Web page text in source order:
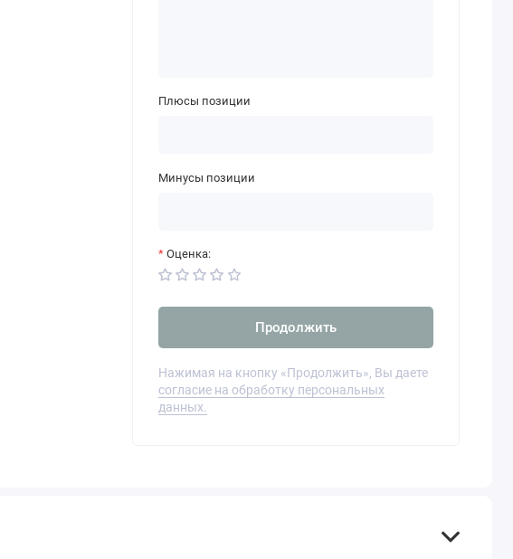
Плюсы позиции
Минусы позиции
Оценка:
Продолжить
Нажимая на кнопку «Продолжить», Вы даете
согласие на обработку персональных
данных.